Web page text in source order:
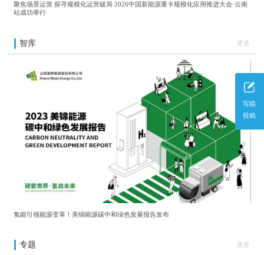
写稿
投稿
聚焦场景运营 探寻规模化运营破局 2026中国新能源重卡规模化应用推进大会·云南
站成功举行
智库 更多
氢能引领能源变革！美锦能源碳中和绿色发展报告发布
专题 更多